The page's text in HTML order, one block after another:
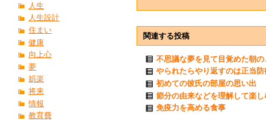
関連する投稿
不思議な夢を見て目覚めた朝の
やられたらやり返すのは正当防
初めての彼氏の部屋の思い出
節分の由来などを理解して楽し
免疫力を高める食事
人生
人生設計
住まい
健康
向上心
夢
娯楽
将来
情報
教育費